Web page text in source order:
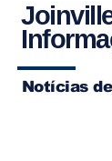
Notícias